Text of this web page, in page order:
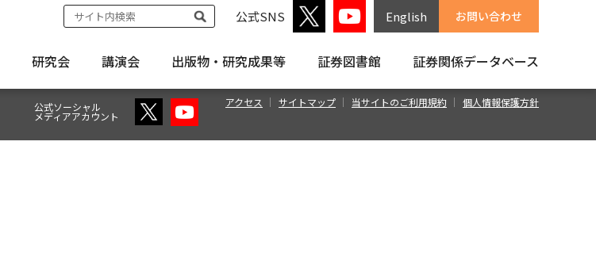
公式SNS English お問い合わせ
研究会 講演会 出版物・ 研究成果等 証券図書館 証券関係データベース
アクセス サイトマップ 当サイトのご利用規約 個人情報保護方針
公式ソーシャル
メディアアカウント